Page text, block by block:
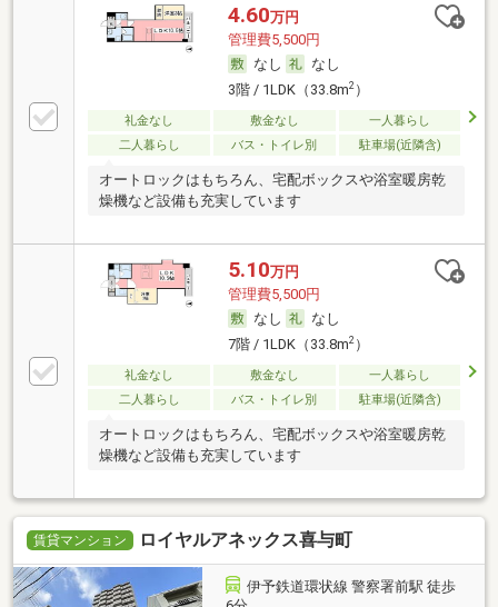
4.60万円
管理費5,500円
なし
なし
3階 / 1LDK（33.8m2）
礼金なし 敷金なし
一人暮らし
二人暮らし
バス・トイレ別 駐車場(近隣含)
オートロックはもちろん、宅配ボックスや浴室暖房乾
燥機など設備も充実しています
5.10万円
管理費5,500円
なし
なし
7階 / 1LDK（33.8m2）
礼金なし 敷金なし
一人暮らし
二人暮らし
バス・トイレ別 駐車場(近隣含)
オートロックはもちろん、宅配ボックスや浴室暖房乾
燥機など設備も充実しています
賃貸マンション ロイヤルアネックス喜与町
伊予鉄道環状線 警察署前駅 徒歩